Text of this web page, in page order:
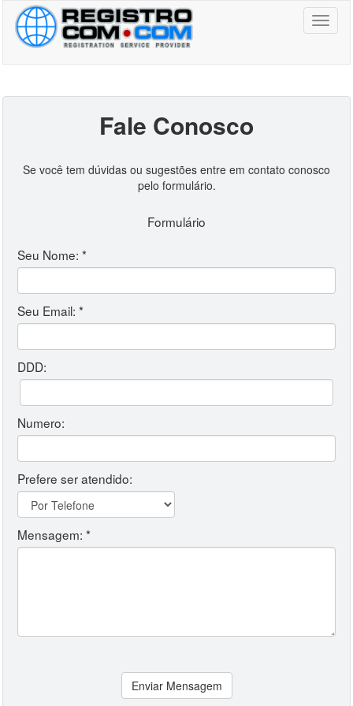
Toggle
Fale Conosco
Se você tem dúvidas ou sugestões entre em contato conosco
pelo formulário.
Formulário
Seu Nome: *
Seu Email: *
DDD:
Numero:
Prefere ser atendido:
Mensagem: *
Enviar Mensagem